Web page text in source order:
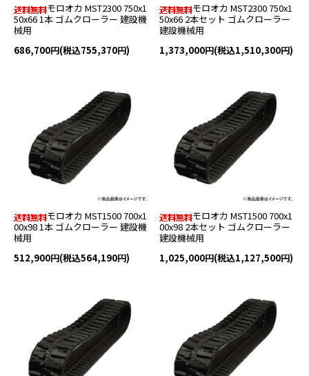
モロオカ MST2300 750x1
50x66 1本 ゴムクローラー 建設機
械用
686,700円(税込755,370円)
モロオカ MST2300 750x1
50x66 2本セット ゴムクローラー
建設機械用
1,373,000円(税込1,510,300円)
モロオカ MST1500 700x1
00x98 1本 ゴムクローラー 建設機
械用
512,900円(税込564,190円)
モロオカ MST1500 700x1
00x98 2本セット ゴムクローラー
建設機械用
1,025,000円(税込1,127,500円)